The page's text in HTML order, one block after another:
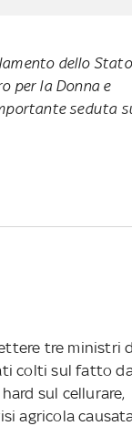
dello
per la Donna e
seduta
tre ministri
colti sul fatto
sul cellurare,
agricola